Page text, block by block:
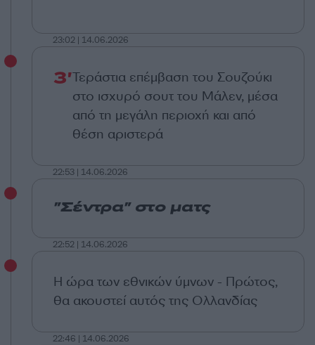
23:02 | 14.06.2026
3'Τεράστια επέμβαση του Σουζούκι
στο ισχυρό σουτ του Μάλεν, μέσα
από τη μεγάλη περιοχή και από
θέση αριστερά
22:53 | 14.06.2026
"Σέντρα" στο ματς
22:52 | 14.06.2026
Η ώρα των εθνικών ύμνων - Πρώτος,
θα ακουστεί αυτός της Ολλανδίας
22:46 | 14.06.2026